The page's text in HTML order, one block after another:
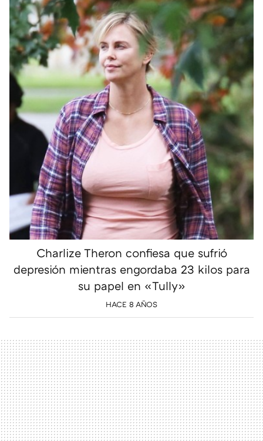
Charlize Theron confiesa que sufrió
depresión mientras engordaba 23 kilos para
su papel en «Tully»
HACE 8 AÑOS